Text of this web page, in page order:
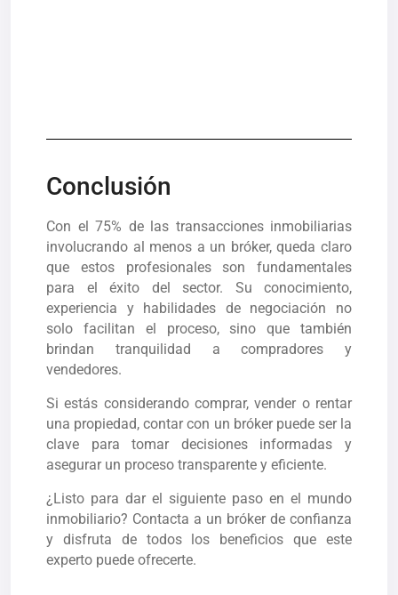
Conclusión
Con el 75% de las transacciones inmobiliarias
involucrando al menos a un bróker, queda claro
que estos profesionales son fundamentales
para el éxito del sector. Su conocimiento,
experiencia y habilidades de negociación no
solo facilitan el proceso, sino que también
brindan tranquilidad a compradores y
vendedores.
Si estás considerando comprar, vender o rentar
una propiedad, contar con un bróker puede ser la
clave para tomar decisiones informadas y
asegurar un proceso transparente y eficiente.
¿Listo para dar el siguiente paso en el mundo
inmobiliario? Contacta a un bróker de confianza
y disfruta de todos los beneficios que este
experto puede ofrecerte.